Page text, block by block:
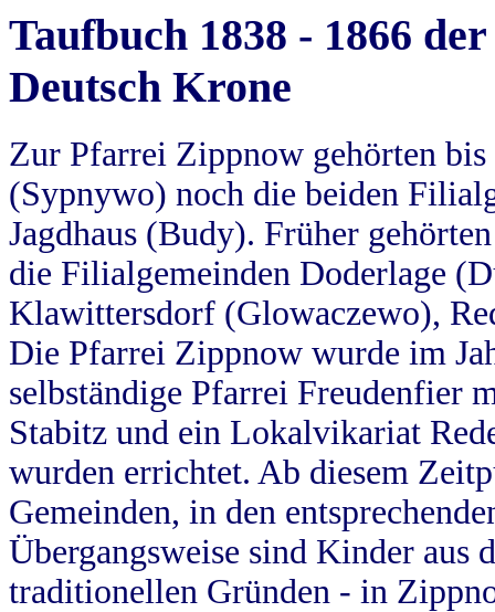
Taufbuch 1838 - 1866
Deutsch Krone
Zur Pfarrei Zippnow gehörten
(Sypnywo) noch die beiden
Jagdhaus (Budy). Früher
die Filialgemeinden Doderlage
Klawittersdorf (Glowaczewo),
Die Pfarrei Zippnow wurde im
selbständige Pfarrei Freudenfier
Stabitz und ein Lokalvikariat
wurden errichtet. Ab diesem
Gemeinden, in den
Übergangsweise sind Kinder aus
traditionellen Gründen - in